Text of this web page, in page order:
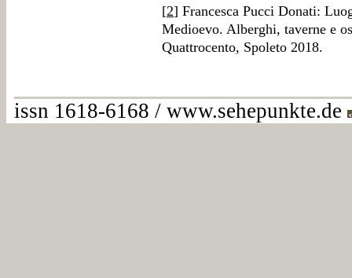
[2] Francesca Pucci Donati:
Medioevo. Alberghi, taverne e
Quattrocento, Spoleto 2018.
issn 1618-6168 / www.sehepunkte.de